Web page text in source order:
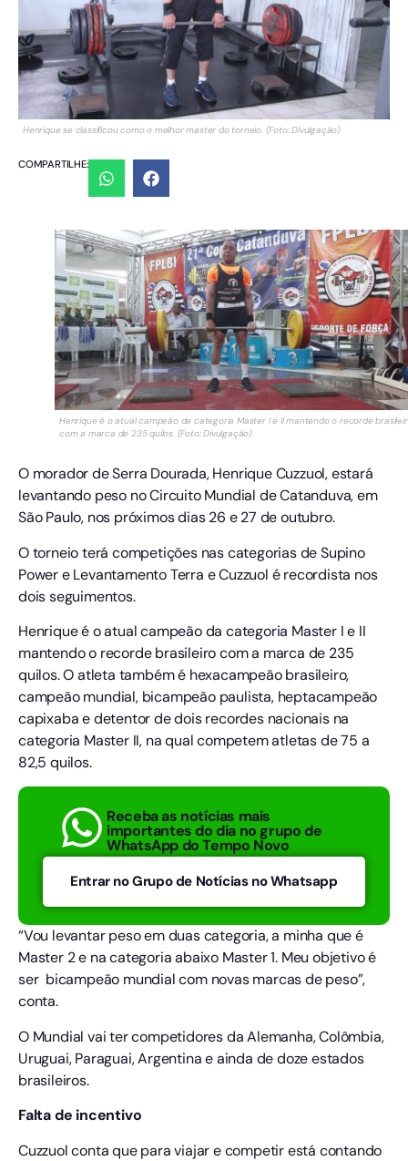
Henrique se classificou como o melhor master do torneio. (Foto: Divulgação)
COMPARTILHE:
Henrique é o atual campeão da categoria Master I e II mantendo o recorde
com a marca de 235 quilos. (Foto: Divulgação)
O morador de Serra Dourada, Henrique Cuzzuol, estará
levantando peso no Circuito Mundial de Catanduva, em
São Paulo, nos próximos dias 26 e 27 de outubro.
O torneio terá competições nas categorias de Supino
Power e Levantamento Terra e Cuzzuol é recordista nos
dois seguimentos.
Henrique é o atual campeão da categoria Master I e II
mantendo o recorde brasileiro com a marca de 235
quilos. O atleta também é hexacampeão brasileiro,
campeão mundial, bicampeão paulista, heptacampeão
capixaba e detentor de dois recordes nacionais na
categoria Master II, na qual competem atletas de 75 a
82,5 quilos.
Receba as notícias mais
importantes do dia no grupo de
WhatsApp do Tempo Novo
Entrar no Grupo de Notícias no Whatsapp
“Vou levantar peso em duas categoria, a minha que é
Master 2 e na categoria abaixo Master 1. Meu objetivo é
ser bicampeão mundial com novas marcas de peso”,
conta.
O Mundial vai ter competidores da Alemanha, Colômbia,
Uruguai, Paraguai, Argentina e ainda de doze estados
brasileiros.
Falta de incentivo
Cuzzuol conta que para viajar e competir está contando